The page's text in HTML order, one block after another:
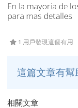
En la mayoria de
para mas detalles
1 用戶發現這個有用
這篇文章有幫
相關文章